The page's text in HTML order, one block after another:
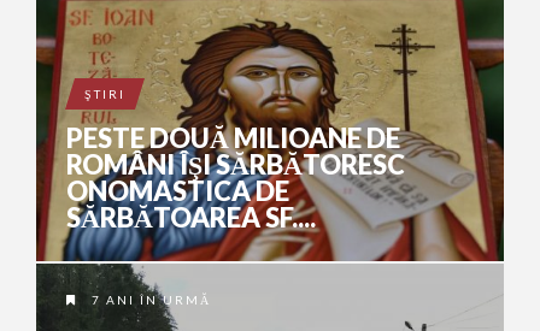
ŞTIRI
PESTE DOUĂ MILIOANE DE
ROMÂNI ÎŞI SĂRBĂTORESC
ONOMASTICA DE
SĂRBĂTOAREA SF....
7 ANI ÎN URMĂ